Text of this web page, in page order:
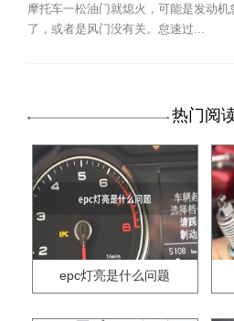
摩托车一松油门就熄火，可能是发动机
了，或者是风门没有关。怠速过...
热门阅
epc灯亮是什么问题